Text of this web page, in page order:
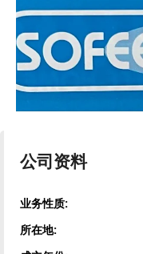
公司资料
业务性质:
所在地: